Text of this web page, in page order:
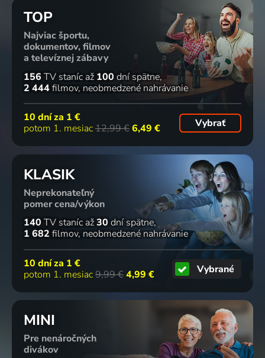
TOP
Najviac športu,
dokumentov, filmov
a televíznej zábavy
156 TV staníc až 100 dní spätne
2 444filmov neobmedzené nahrávanie
10 dní za 1 €
potom 1. mesiac12,99 €6,49 € Vybrať
KLASIK
Neprekonateľný
pomer cena/výkon
140 TV staníc až30 dní spätne
1 682 filmov neobmedzené nahrávanie
10 dní za 1 €
potom 1. mesiac9,99 €4,99 € Vybrané
MINI
Pre nenáročných
divákov